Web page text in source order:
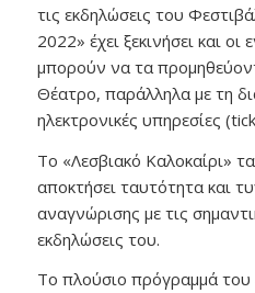
τις εκδηλώσεις του
2022» έχει ξεκινήσει και
μπορούν να τα
Θέατρο, παράλληλα με τη
ηλεκτρονικές υπηρεσίες
To «Λεσβιακό Καλοκαίρι»
αποκτήσει ταυτότητα και
αναγνώρισης με τις
εκδηλώσεις του.
Το πλούσιο πρόγραμμά του